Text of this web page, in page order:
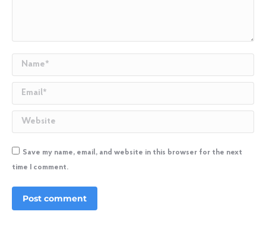
Name *
Email *
Website
Save my name, email, and website in this browser for the next
time I comment.
Post comment